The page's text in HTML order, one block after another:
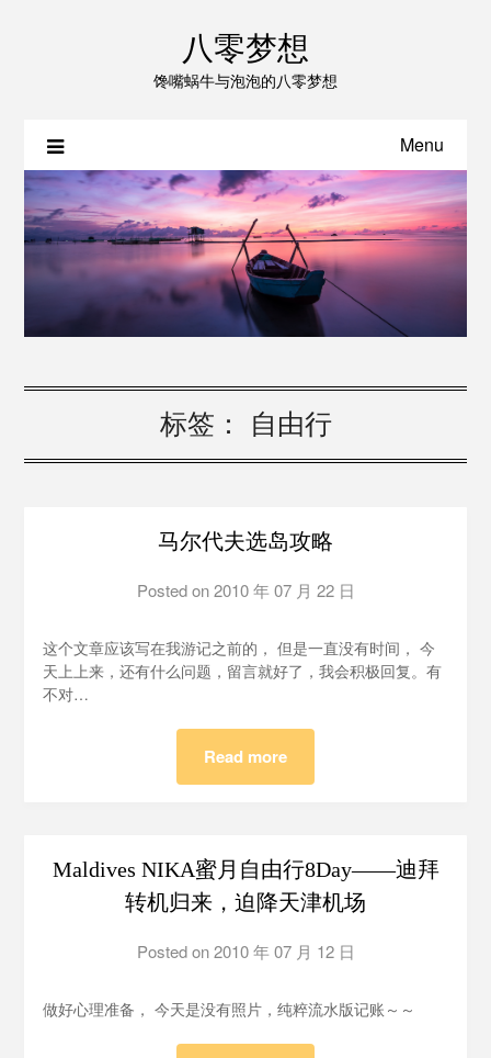
八零梦想
馋嘴蜗牛与泡泡的八零梦想
Menu
标签： 自由行
马尔代夫选岛攻略
Posted on2010 年 07 月 22 日
泡
BH1AIR
这个文章应该写在我游记之前的， 但是一直没有时间， 今
天上上来，还有什么问题，留言就好了，我会积极回复。有
不对…
Read more
Maldives NIKA蜜月自由行8Day——迪拜
转机归来，迫降天津机场
Posted on2010 年 07 月 12 日
泡
做好心理准备， 今天是没有照片，纯粹流水版记账～～